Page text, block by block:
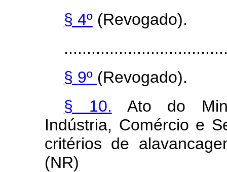
§ 4º(Revogado).
§ 9º (Revogado).
§ 10. Ato do
Indústria, Comércio e
critérios de
(NR)